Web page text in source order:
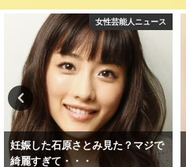
女性芸能人ニュース
妊娠した石原さとみ見た？マジで
綺麗すぎて・・・